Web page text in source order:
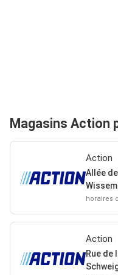
Magasins Action
Action
Allée
horaires
Action
Rue de